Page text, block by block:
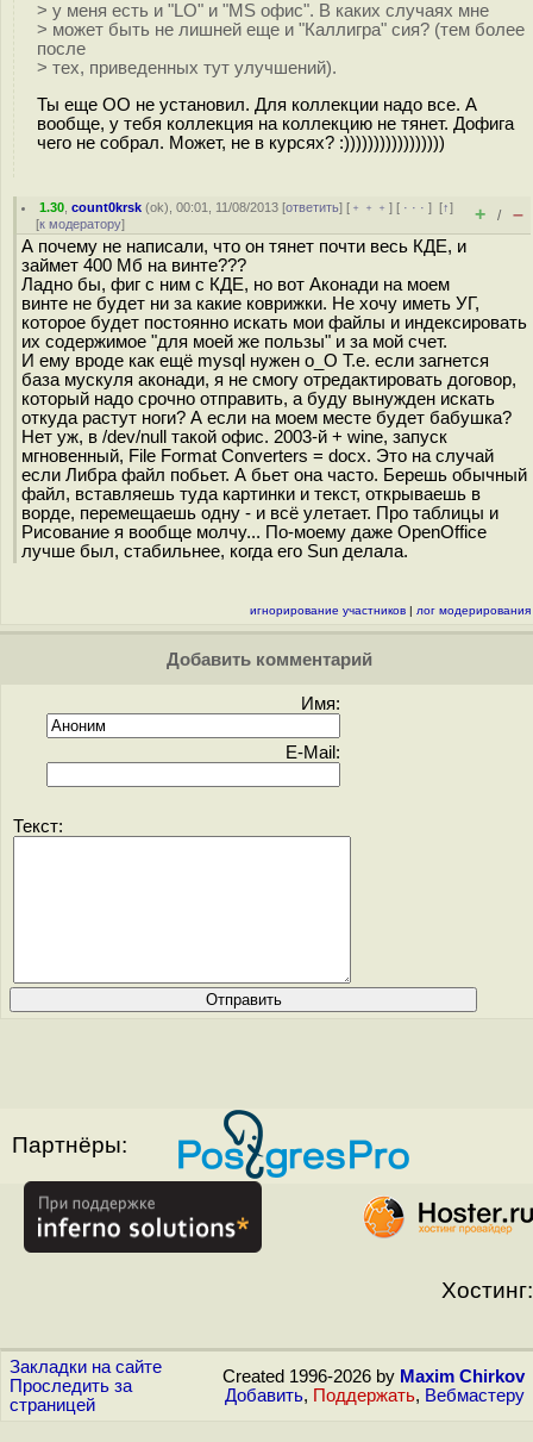
> у меня есть и "LO" и "MS офис". В каких случаях мне
> может быть не лишней еще и "Каллигра" сия? (тем более
после
> тех, приведенных тут улучшений).
Ты еще ОО не установил. Для коллекции надо все. А
вообще, у тебя коллекция на коллекцию не тянет. Дофига
чего не собрал. Может, не в курсях? :)))))))))))))))))
1.30 ,count0krsk (ok), 00:01, 11/08/2013 [ответить] [ ﹢﹢﹢] [ · · ·][↑]
[к модератору] + / –
А почему не написали, что он тянет почти весь КДЕ, и
займет 400 Мб на винте???
Ладно бы, фиг с ним с КДЕ, но вот Аконади на моем
винте не будет ни за какие коврижки. Не хочу иметь УГ,
которое будет постоянно искать мои файлы и индексировать
их содержимое "для моей же пользы" и за мой счет.
И ему вроде как ещё mysql нужен o_O Т.е. если загнется
база мускуля аконади, я не смогу отредактировать договор,
который надо срочно отправить, а буду вынужден искать
откуда растут ноги? А если на моем месте будет бабушка?
Нет уж, в /dev/null такой офис. 2003-й + wine, запуск
мгновенный, File Format Converters = docx. Это на случай
если Либра файл побьет. А бьет она часто. Берешь обычный
файл, вставляешь туда картинки и текст, открываешь в
ворде, перемещаешь одну - и всё улетает. Про таблицы и
Рисование я вообще молчу... По-моему даже OpenOffice
лучше был, стабильнее, когда его Sun делала.
игнорирование участников | лог модерирования
Добавить комментарий
Имя:
E-Mail:
Текст:
Партнёры:
Хостинг:
Закладки на сайте
Проследить за
страницей
Created 1996-2026 by Maxim Chirkov
Добавить, Поддержать, Вебмастеру